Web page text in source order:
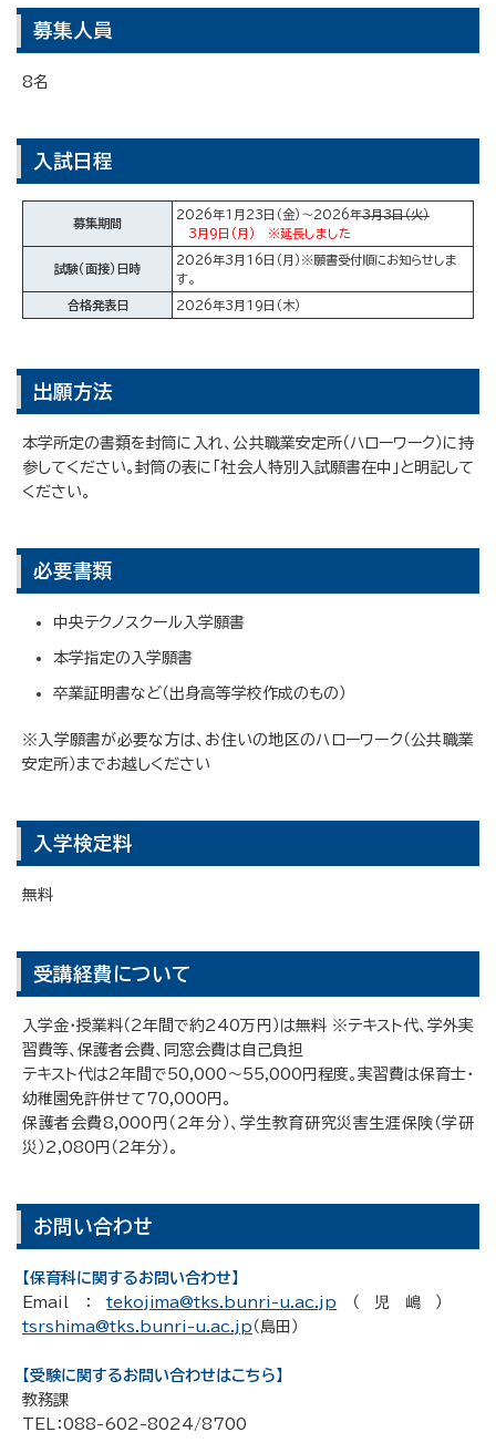
募集人員
8名
入試日程
募集期間
2026年1月23日（金）～2026年3月3日（火）
3月9日（月） ※延長しました
試験（面接）日時
2026年3月16日（月）※願書受付順にお知らせしま
す。
合格発表日 2026年3月19日（木）
出願方法
本学所定の書類を封筒に入れ、公共職業安定所（ハローワーク）に持
参してください。封筒の表に「社会人特別入試願書在中」と明記して
ください。
必要書類
中央テクノスクール入学願書
本学指定の入学願書
卒業証明書など（出身高等学校作成のもの）
※入学願書が必要な方は、お住いの地区のハローワーク（公共職業
安定所）までお越しください
入学検定料
無料
受講経費について
入学金・授業料（2年間で約240万円）は無料 ※テキスト代、学外実
習費等、保護者会費、同窓会費は自己負担
テキスト代は2年間で50,000～55,000円程度。実習費は保育士・
幼稚園免許併せて70,000円。
保護者会費8,000円（2年分）、学生教育研究災害生涯保険（学研
災）2,080円（2年分）。
お問い合わせ
【保育科に関するお問い合わせ】
Email：tekojima@tks.bunri-u.ac.jp （児嶋）
tsrshima@tks.bunri-u.ac.jp （島田）
【受験に関するお問い合わせはこちら】
教務課
TEL：088-602-8024/8700